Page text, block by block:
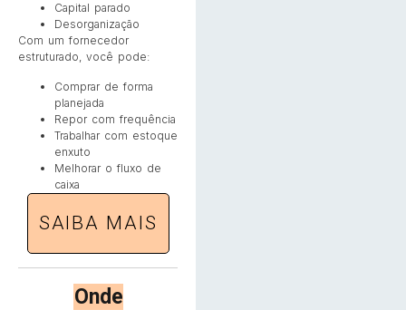
Capital parado
Desorganização
Com um fornecedor
estruturado, você pode:
Comprar de forma
planejada
Repor com frequência
Trabalhar com estoque
enxuto
Melhorar o fluxo de
caixa
SAIBA MAIS
Onde